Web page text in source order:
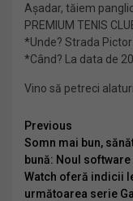
Așadar, tăiem
PREMIUM TENIS
*Unde? Strada Pictor
*Când? La data de
Vino să petreci
Continue
Reading
Previous
Somn mai bun,
bună: Noul software
Watch oferă indicii
următoarea serie